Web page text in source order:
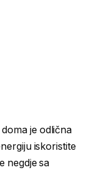
je odlična
iskoristite
negdje sa